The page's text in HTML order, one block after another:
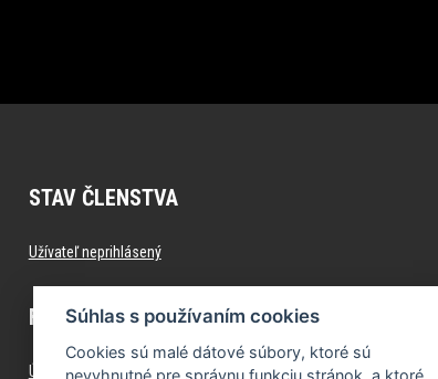
STAV ČLENSTVA
Užívateľ neprihlásený
FITNESS.FORMFACTORY.SK
Úvod
Súhlas s používaním cookies
Cookies sú malé dátové súbory, ktoré sú
nevyhnutné pre správnu funkciu stránok, a ktoré